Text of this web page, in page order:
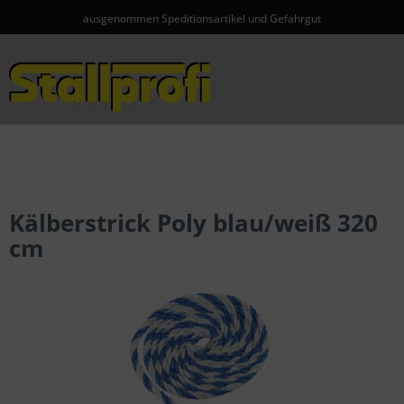
ausgenommen Speditionsartikel und Gefahrgut
Kälberstrick Poly blau/weiß 320
cm